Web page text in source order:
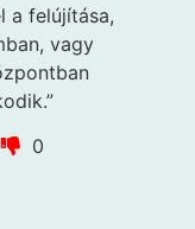
a felújítása,
vagy
0